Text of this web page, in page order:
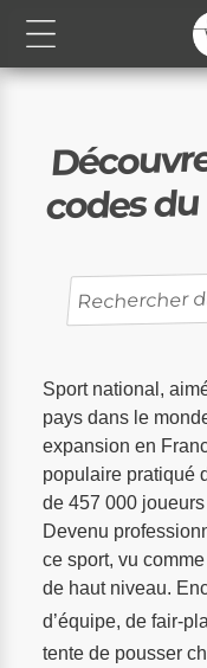
codes
Recherche
pour
Sport national,
pays dans le
expansion en
populaire pratiqué
de 457 000
Devenu
ce sport, vu
de haut niveau.
d’équipe, de fair-
tente de pousser